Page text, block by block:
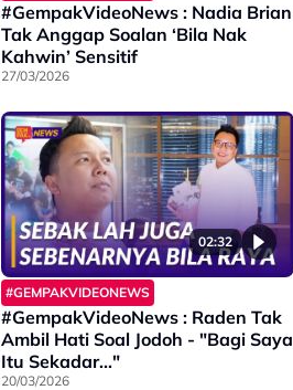
#GempakVideoNews : Nadia Brian
Tak Anggap Soalan ‘Bila Nak
Kahwin’ Sensitif
27/03/2026
02:32
#GEMPAKVIDEONEWS
#GempakVideoNews : Raden Tak
Ambil Hati Soal Jodoh - "Bagi Saya
Itu Sekadar..."
20/03/2026